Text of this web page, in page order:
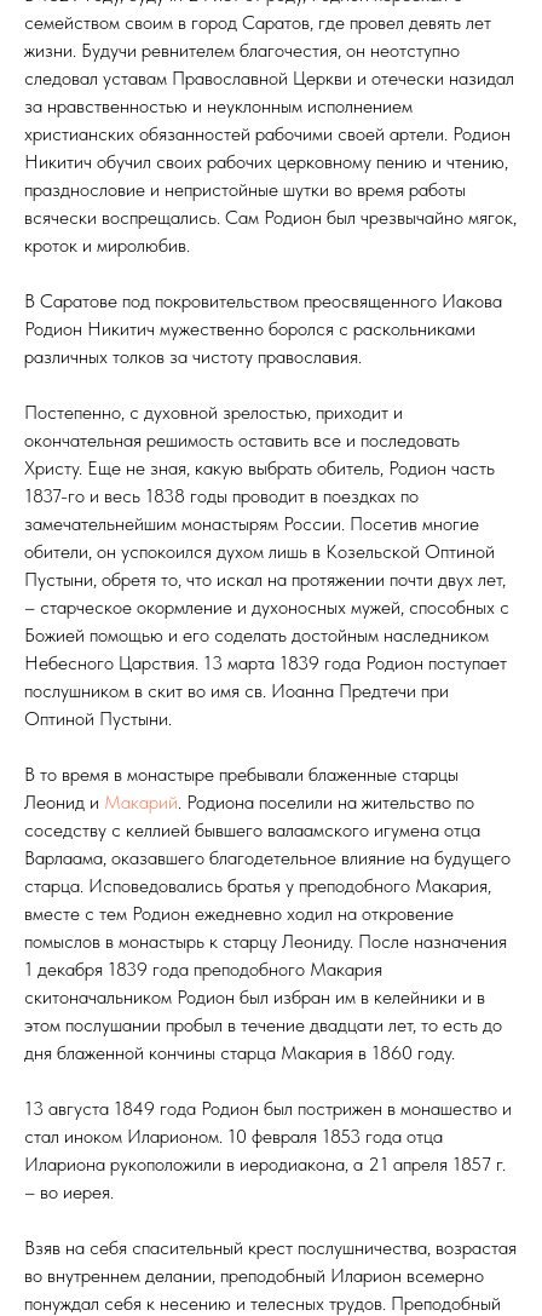
семейством своим в город Саратов, где провел девять лет
жизни. Будучи ревнителем благочестия, он неотступно
следовал уставам Православной Церкви и отечески назидал
за нравственностью и неуклонным исполнением
христианских обязанностей рабочими своей артели. Родион
Никитич обучил своих рабочих церковному пению и чтению,
празднословие и непристойные шутки во время работы
всячески воспрещались. Сам Родион был чрезвычайно мягок,
кроток и миролюбив.
В Саратове под покровительством преосвященного Иакова
Родион Никитич мужественно боролся с раскольниками
различных толков за чистоту православия.
Постепенно, с духовной зрелостью, приходит и
окончательная решимость оставить все и последовать
Христу. Еще не зная, какую выбрать обитель, Родион часть
1837-го и весь 1838 годы проводит в поездках по
замечательнейшим монастырям России. Посетив многие
обители, он успокоился духом лишь в Козельской Оптиной
Пустыни, обретя то, что искал на протяжении почти двух лет,
– старческое окормление и духоносных мужей, способных с
Божией помощью и его соделать достойным наследником
Небесного Царствия. 13 марта 1839 года Родион поступает
послушником в скит во имя св. Иоанна Предтечи при
Оптиной Пустыни.
В то время в монастыре пребывали блаженные старцы
Леонид и Макарий. Родиона поселили на жительство по
соседству с келлией бывшего валаамского игумена отца
Варлаама, оказавшего благодетельное влияние на будущего
старца. Исповедовались братья у преподобного Макария,
вместе с тем Родион ежедневно ходил на откровение
помыслов в монастырь к старцу Леониду. После назначения
1 декабря 1839 года преподобного Макария
скитоначальником Родион был избран им в келейники и в
этом послушании пробыл в течение двадцати лет, то есть до
дня блаженной кончины старца Макария в 1860 году.
13 августа 1849 года Родион был пострижен в монашество и
стал иноком Иларионом. 10 февраля 1853 года отца
Илариона рукоположили в иеродиакона, а 21 апреля 1857 г.
– во иерея.
Взяв на себя спасительный крест послушничества, возрастая
во внутреннем делании, преподобный Иларион всемерно
понуждал себя к несению и телесных трудов. Преподобный